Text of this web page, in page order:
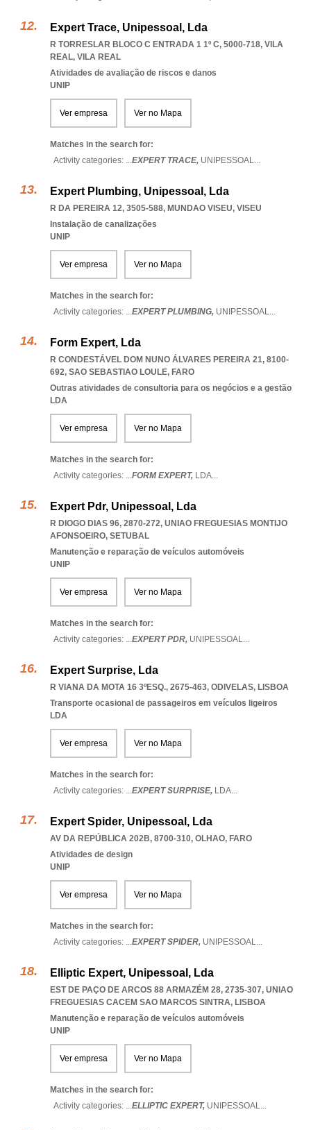
Expert Trace, Unipessoal, Lda
R TORRESLAR BLOCO C ENTRADA 1 1º C, 5000-718, VILA
REAL, VILA REAL
Atividades de avaliação de riscos e danos
UNIP
Ver empresa Ver no Mapa
Matches in the search for:
Activity categories: ...EXPERT TRACE, UNIPESSOAL...
Expert Plumbing, Unipessoal, Lda
R DA PEREIRA 12, 3505-588, MUNDAO VISEU, VISEU
Instalação de canalizações
UNIP
Ver empresa Ver no Mapa
Matches in the search for:
Activity categories: ...EXPERT PLUMBING, UNIPESSOAL...
Form Expert, Lda
R CONDESTÁVEL DOM NUNO ÁLVARES PEREIRA 21, 8100-
692, SAO SEBASTIAO LOULE, FARO
Outras atividades de consultoria para os negócios e a gestão
LDA
Ver empresa Ver no Mapa
Matches in the search for:
Activity categories: ...FORM EXPERT, LDA...
Expert Pdr, Unipessoal, Lda
R DIOGO DIAS 96, 2870-272, UNIAO FREGUESIAS MONTIJO
AFONSOEIRO, SETUBAL
Manutenção e reparação de veículos automóveis
UNIP
Ver empresa Ver no Mapa
Matches in the search for:
Activity categories: ...EXPERT PDR, UNIPESSOAL...
Expert Surprise, Lda
R VIANA DA MOTA 16 3ºESQ., 2675-463, ODIVELAS, LISBOA
Transporte ocasional de passageiros em veículos ligeiros
LDA
Ver empresa Ver no Mapa
Matches in the search for:
Activity categories: ...EXPERT SURPRISE, LDA...
Expert Spider, Unipessoal, Lda
AV DA REPÚBLICA 202B, 8700-310, OLHAO, FARO
Atividades de design
UNIP
Ver empresa Ver no Mapa
Matches in the search for:
Activity categories: ...EXPERT SPIDER, UNIPESSOAL...
Elliptic Expert, Unipessoal, Lda
EST DE PAÇO DE ARCOS 88 ARMAZÉM 28, 2735-307, UNIAO
FREGUESIAS CACEM SAO MARCOS SINTRA, LISBOA
Manutenção e reparação de veículos automóveis
UNIP
Ver empresa Ver no Mapa
Matches in the search for:
Activity categories: ...ELLIPTIC EXPERT, UNIPESSOAL...